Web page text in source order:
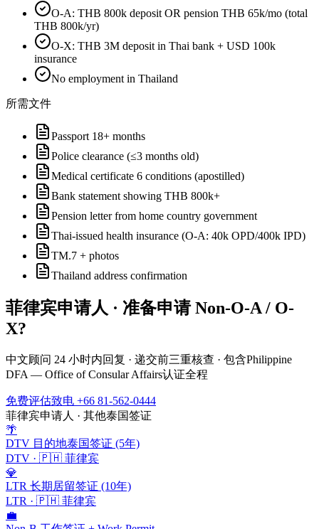
O-A: THB 800k deposit OR pension THB 65k/mo (total
THB 800k/yr)
O-X: THB 3M deposit in Thai bank + USD 100k
insurance
No employment in Thailand
所需文件
Passport 18+ months
Police clearance (≤3 months old)
Medical certificate 6 conditions (apostilled)
Bank statement showing THB 800k+
Pension letter from home country government
Thai-issued health insurance (O-A: 40k OPD/400k IPD)
TM.7 + photos
Thailand address confirmation
菲律宾申请人 · 准备申请Non-O-A / O-
X?
中文顾问 24 小时内回复 · 递交前三重核查 · 包含Philippine
DFA — Office of Consular Affairs认证全程
免费评估致电 +66 81-562-0444
菲律宾申请人 · 其他泰国签证
🌴
DTV 目的地泰国签证 (5年)
DTV · 🇵🇭 菲律宾
💎
LTR 长期居留签证 (10年)
LTR · 🇵🇭 菲律宾
💼